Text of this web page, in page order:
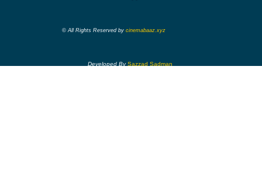
© All Rights Reserved by cinemabaaz.xyz
Developed By Sazzad Sadman